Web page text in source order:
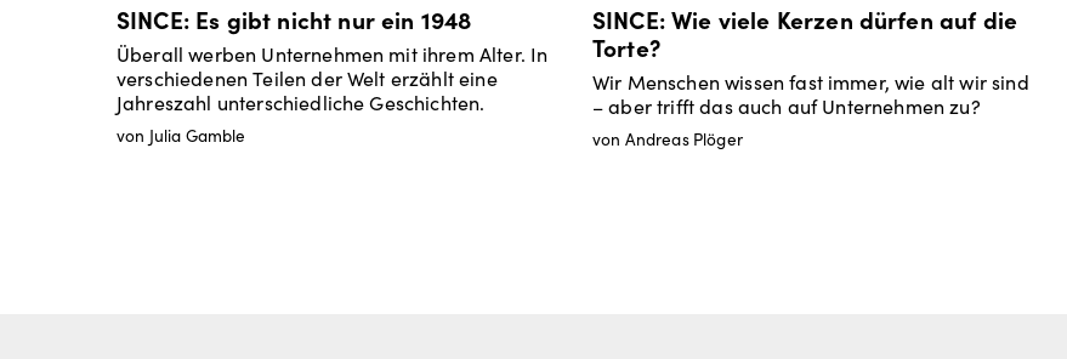
SINCE: Es gibt nicht nur ein 1948
Überall werben Unternehmen mit ihrem Alter. In
verschiedenen Teilen der Welt erzählt eine
Jahreszahl unterschiedliche Geschichten.
von Julia Gamble
SINCE: Wie viele Kerzen dürfen auf die
Torte?
Wir Menschen wissen fast immer, wie alt wir sind
– aber trifft das auch auf Unternehmen zu?
von Andreas Plöger